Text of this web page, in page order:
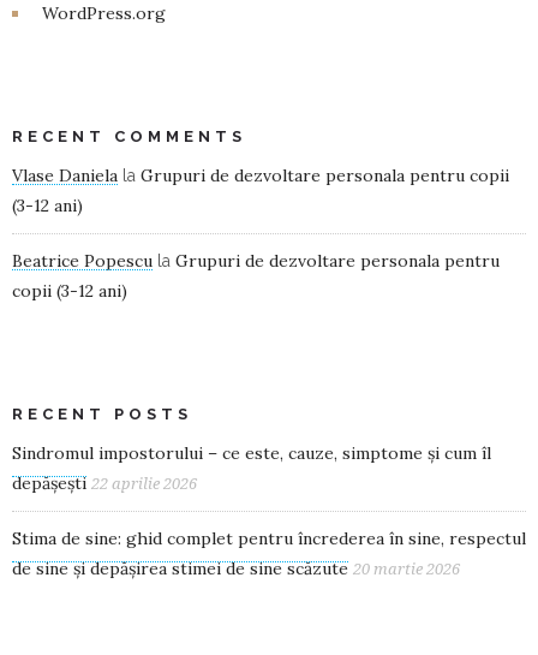
WordPress.org
RECENT COMMENTS
Vlase Daniela la Grupuri de dezvoltare personala pentru copii
(3-12 ani)
Beatrice Popescu la Grupuri de dezvoltare personala pentru
copii (3-12 ani)
RECENT POSTS
Sindromul impostorului – ce este, cauze, simptome și cum îl
depășești 22 aprilie 2026
Stima de sine: ghid complet pentru încrederea în sine, respectul
de sine și depășirea stimei de sine scăzute 20 martie 2026